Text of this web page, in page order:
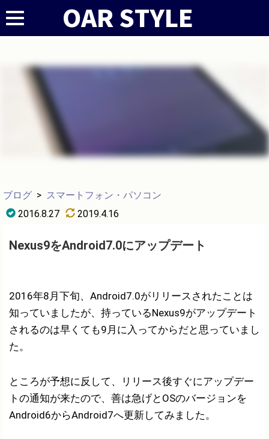
ブログ > スマートフォン・パソコン
2016.8.27
2019.4.16
Nexus9をAndroid7.0にアップデート
2016年8月下旬、Android7.0がリリースされたことは
知っていましたが、持っているNexus9がアップデート
されるのは早くても9月に入ってからだと思っていまし
た。
ところが予想に反して、リリース後すぐにアップデー
トの通知が来たので、善は急げとOSのバージョンを
Android6からAndroid7へ更新してみました。